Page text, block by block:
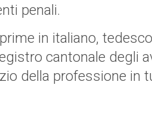
penali.
in italiano,
cantonale degli
della professione in